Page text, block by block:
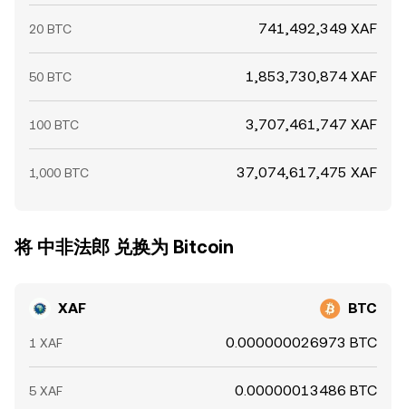
20 BTC 741,492,349 XAF
50 BTC 1,853,730,874 XAF
100 BTC 3,707,461,747 XAF
1,000 BTC 37,074,617,475 XAF
将 中非法郎 兑换为 Bitcoin
XAF BTC
1 XAF 0.000000026973 BTC
5 XAF 0.00000013486 BTC